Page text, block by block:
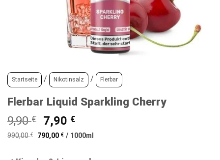
Startseite / Nikotinsalz / Flerbar
Flerbar Liquid Sparkling Cherry
9,90€
Ursprünglicher
Preis
war:
9,90 €
7,90 €Aktueller
Preis
7,90 €.
990,00€ 790,00€ / 1000ml